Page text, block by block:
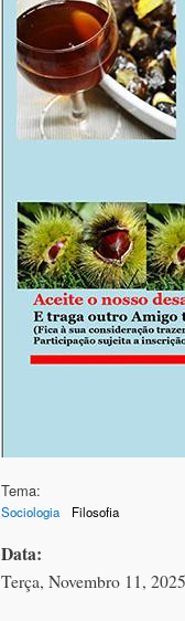
Tema:
Sociologia Filosofia
Data:
Terça, Novembro 11,